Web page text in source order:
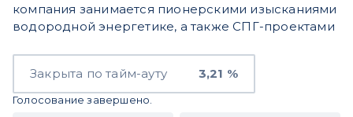
компания занимается пионерскими изысканиями
водородной энергетике, а также СПГ-проектами
Закрыта по тайм-ауту 3,21 %
Голосование завершено.